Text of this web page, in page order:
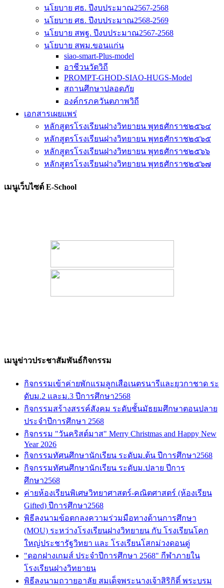
นโยบาย ศธ. ปีงบประมาณ2567-2568
นโยบาย ศธ. ปีงบประมาณ2568-2569
นโยบาย สพฐ. ปีงบประมาณ2567-2568
นโยบาย สพม.ขอนแก่น
siao-smart-Plus-model
อาชีวนวัตวิถี
PROMPT-GHOD-SIAO-HUGS-Model
สถานศึกษาปลอดภัย
องค์กรภควันตภาพวิถี
เอกสารเผยแพร่
หลักสูตรโรงเรียนฝางวิทยายน พุทธศักราช๒๕๖๔
หลักสูตรโรงเรียนฝางวิทยายน พุทธศักราช๒๕๖๕
หลักสูตรโรงเรียนฝางวิทยายน พุทธศักราช๒๕๖๖
หลักสูตรโรงเรียนฝางวิทยายน พุทธศักราช๒๕๖๗
เมนูเว็บไซต์ E-School
เมนูข่าวประชาสัมพันธ์กิจกรรม
กิจกรรมเข้าค่ายพักแรมลูกเสือเนตรนารีและยุวกาชาด ระ
ดับม.2 และม.3 ปีการศึกษา2568
กิจกรรมสร้างสรรค์สังคม ระดับชั้นมัธยมศึกษาตอนปลาย
ประจำปีการศึกษา 2568
กิจกรรม "วันคริสต์มาส" Merry Christmas and Happy New
Year 2026
กิจกรรมทัศนศึกษานักเรียน ระดับม.ต้น ปีการศึกษา2568
กิจกรรมทัศนศึกษานักเรียน ระดับม.ปลาย ปีการ
ศึกษา2568
ค่ายห้องเรียนพิเศษวิทยาศาสตร์-คณิตศาสตร์ (ห้องเรียน
Gifted) ปีการศึกษา2568
พิธีลงนามข้อตกลงความร่วมมือทางด้านการศึกษา
(MOU) ระหว่างโรงเรียนฝางวิทยายน กับ โรงเรียนโคก
ใหญ่ประชารัฐวิทยา และ โรงเรียนโสกม่วงดอนดู่
"ดอกฝางเกมส์ ประจำปีการศึกษา 2568" กีฬาภายใน
โรงเรียนฝางวิทยายน
พิธีลงนามถวายอาลัย สมเด็จพระนางเจ้าสิริกิติ์ พระบรม